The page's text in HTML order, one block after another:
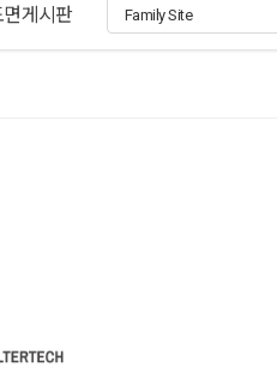
면게시판